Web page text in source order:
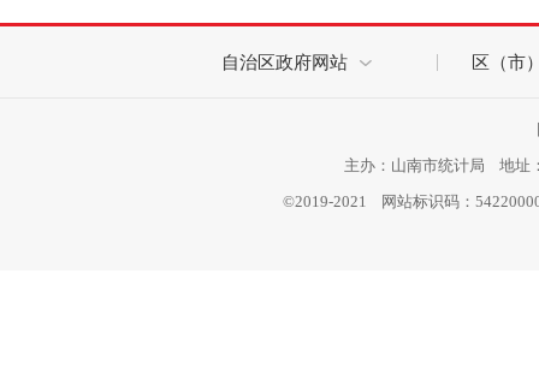
自治区政府网站 区（市
主办：山南市统计局 地址
©2019-2021 网站标识码：